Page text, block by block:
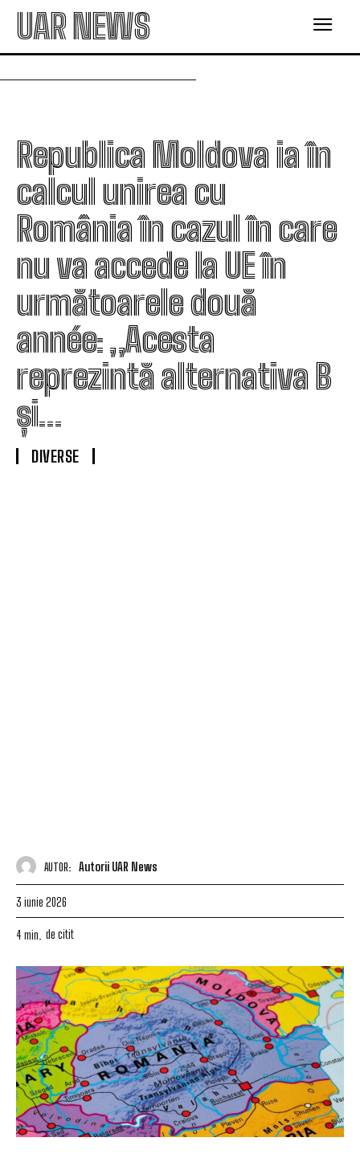
UAR NEWS
Republica Moldova ia în
calcul unirea cu
România în cazul în care
nu va accede la UE în
următoarele două
année: „Acesta
reprezintă alternativa B
și…
DIVERSE
AUTOR: Autorii UAR News
3 iunie 2026
4 min. de citit